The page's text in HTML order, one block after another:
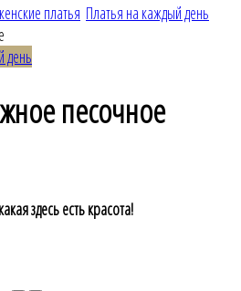
платья Платья на каждый день
день
песочное
здесь есть красота!